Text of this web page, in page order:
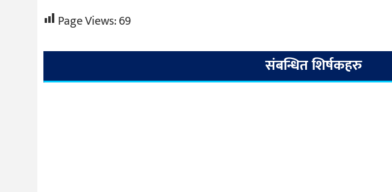
Page Views:69
संबन्धित शिर्षकहरु